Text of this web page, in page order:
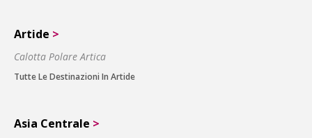
Artide >
Calotta Polare Artica
Tutte Le Destinazioni In Artide
Asia Centrale >